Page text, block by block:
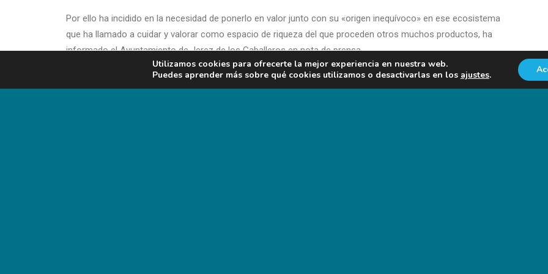
Por ello ha incidido en la necesidad de ponerlo en valor junto con su «origen inequívoco» en ese ecosistema
que ha llamado a cuidar y valorar como espacio de riqueza del que proceden otros muchos productos, ha
informado el Ayuntamiento de Jerez de los Caballeros en nota de prensa.
Utilizamos cookies para ofrecerte la mejor experiencia en nuestra web.
Puedes aprender más sobre qué cookies utilizamos o desactivarlas en los ajustes.